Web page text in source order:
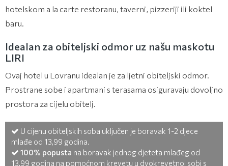
hotelskom a la carte restoranu, taverni, pizzeriji ili koktel
baru.
Idealan za obiteljski odmor uz našu maskotu
LIRI
Ovaj hotel u Lovranu idealan je za ljetni obiteljski odmor.
Prostrane sobe i apartmani s terasama osiguravaju dovoljno
prostora za cijelu obitelj.
U cijenu obiteljskih soba uključen je boravak 1-2 djece
mlađe od 13,99 godina.
100% popusta na boravak jednog djeteta mlađeg od
13,99 godina na pomoćnom krevetu u dvokrevetnoj sobi s